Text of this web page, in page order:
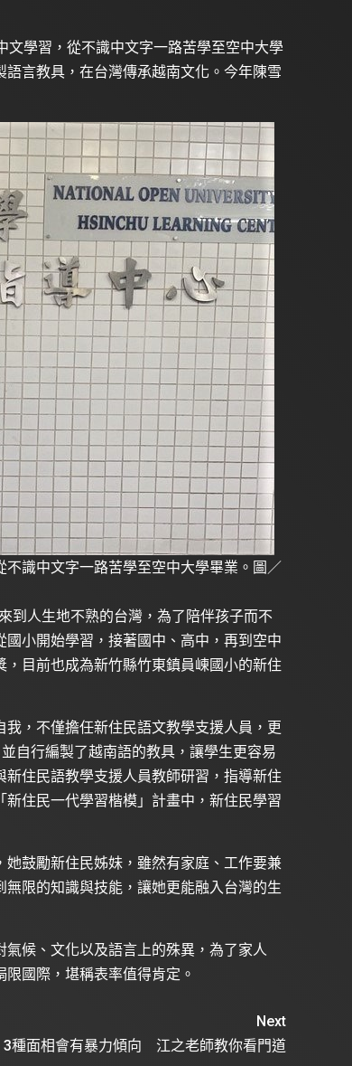
學習，從不識中文字一路苦學至空中大學
言教具，在台灣傳承越南文化。今年陳雪
識中文字一路苦學至空中大學畢業。圖／
到人生地不熟的台灣，為了陪伴孩子而不
小開始學習，接著國中、高中，再到空中
目前也成為新竹縣竹東鎮員崠國小的新住
，不僅擔任新住民語文教學支援人員，更
自行編製了越南語的教具，讓學生更容易
住民語教學支援人員教師研習，指導新住
住民一代學習楷模」計畫中，新住民學習
她鼓勵新住民姊妹，雖然有家庭、工作要兼
限的知識與技能，讓她更能融入台灣的生
候、文化以及語言上的殊異，為了家人
國際，堪稱表率值得肯定。
Next
3種面相會有暴力傾向 江之老師教你看門道